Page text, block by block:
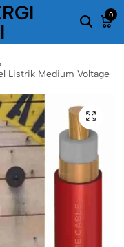
0
Listrik Medium Voltage